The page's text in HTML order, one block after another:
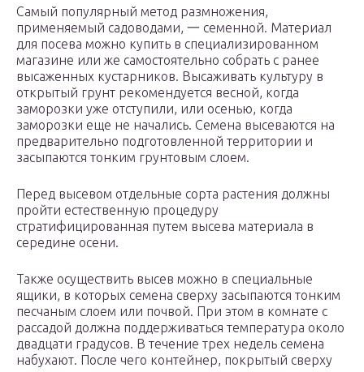
Самый популярный метод размножения,
применяемый садоводами, 一 семенной. Материал
для посева можно купить в специализированном
магазине или же самостоятельно собрать с ранее
высаженных кустарников. Высаживать культуру в
открытый грунт рекомендуется весной, когда
заморозки уже отступили, или осенью, когда
заморозки еще не начались. Семена высеваются на
предварительно подготовленной территории и
засыпаются тонким грунтовым слоем.
Перед высевом отдельные сорта растения должны
пройти естественную процедуру
стратифицированная путем высева материала в
середине осени.
Также осуществить высев можно в специальные
ящики, в которых семена сверху засыпаются тонким
песчаным слоем или почвой. При этом в комнате с
рассадой должна поддерживаться температура около
двадцати градусов. В течение трех недель семена
набухают. После чего контейнер, покрытый сверху